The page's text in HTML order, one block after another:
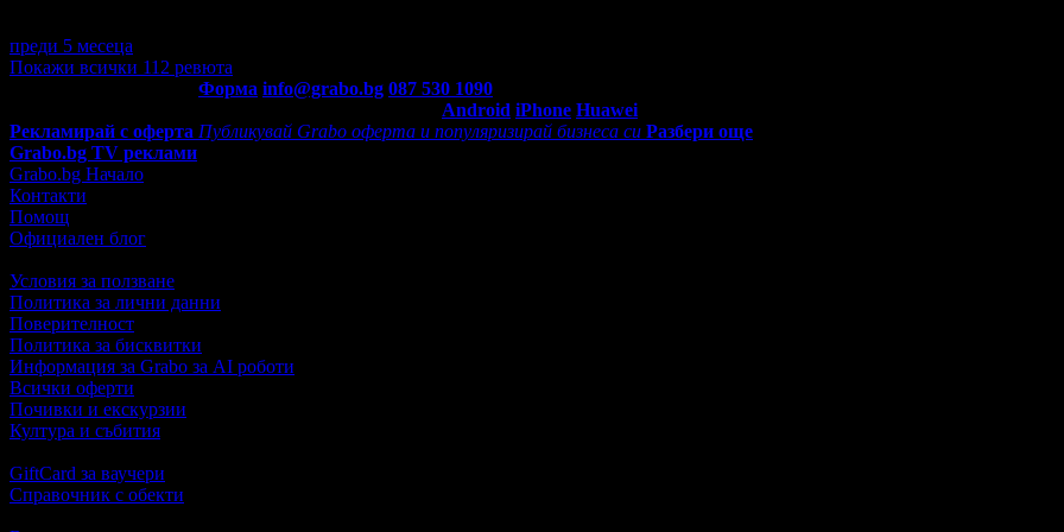
преди 5 месеца
Покажи всички 112 ревюта
Форма info@grabo.bg 087 530 1090
Android iPhone Huawei
Рекламирай с оферта Публикувай Grabo оферта и популяризирай бизнеса си Разбери още
Grabo.bg TV реклами
Grabo.bg Начало
Контакти
Помощ
Официален блог
Условия за ползване
Политика за лични данни
Поверителност
Политика за бисквитки
Информация за Grabo за AI роботи
Всички оферти
Почивки и екскурзии
Култура и събития
GiftCard за ваучери
Справочник с обекти